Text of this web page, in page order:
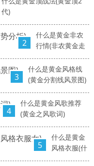
代)
2
什么是黄金非农
行情(非农黄金走
3
什么是黄金风格线
(黄金分割线风景图)
4
什么是黄金风歌推荐
(黄金之风歌词)
5
什么是黄金
风格衣服(什